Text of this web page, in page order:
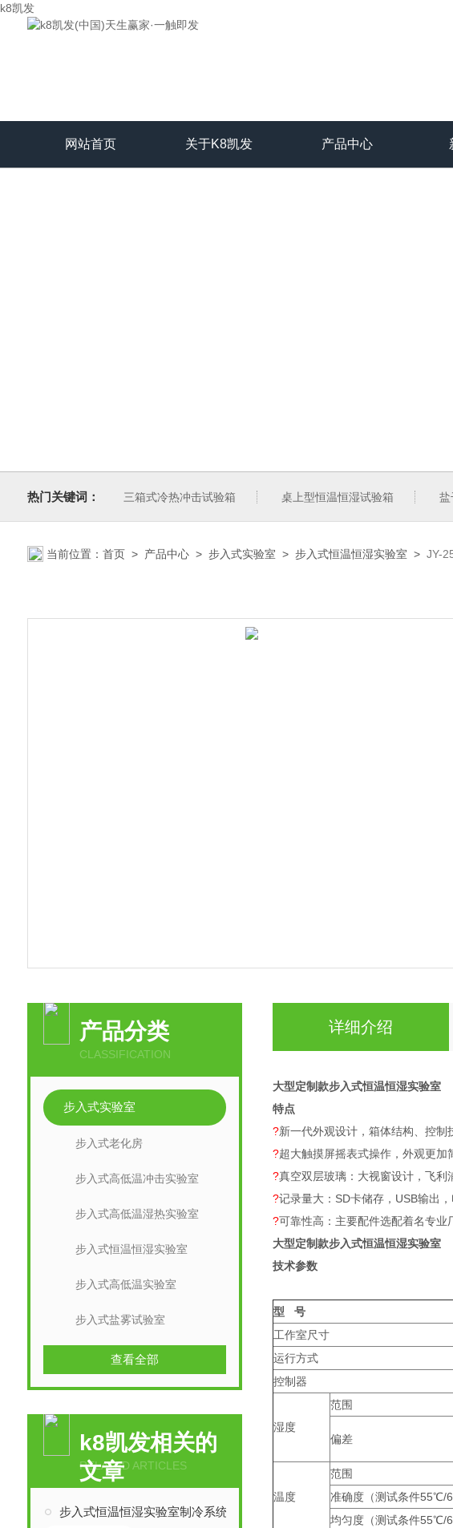
k8凯发
网站首页 关于K8凯发 产品中心
热门关键词： 三箱式冷热冲击试验箱 桌上型恒温恒湿试验箱 盐
当前位置： 首页> 产品中心> 步入式实验室 > 步入式恒温恒湿实验室 > JY-
产品分类
CLASSIFICATION
步入式实验室
步入式老化房
步入式高低温冲击实验室
步入式高低温湿热实验室
步入式恒温恒湿实验室
步入式高低温实验室
步入式盐雾试验室
查看全部
k8凯发相关的
文章
RELATED ARTICLES
步入式恒温恒湿实验室制冷系统保养方法
详细介绍
大型定制款步入式恒温恒湿实验室
特点
?新一代外观设计，箱体结构、控
?超大触摸屏摇表式操作，外观更加
?真空双层玻璃：大视窗设计，飞利
?记录量大：SD卡储存，USB输出
?可靠性高：主要配件选配着名专业
大型定制款步入式恒温恒湿实验室
技术参数
型 号
工作室尺寸
运行方式
控制器
湿度
范围
偏差
温度
范围
准确度（测试条件55℃/
均匀度（测试条件55℃/